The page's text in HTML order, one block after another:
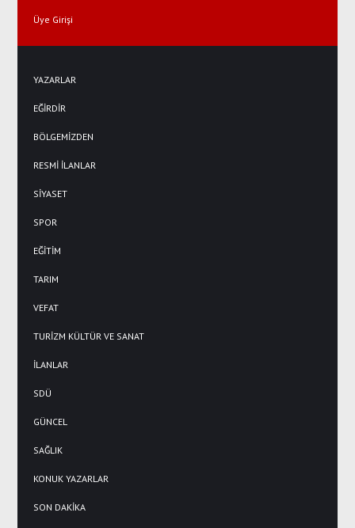
Üye Girişi
YAZARLAR
EĞİRDİR
BÖLGEMİZDEN
RESMİ İLANLAR
SİYASET
SPOR
EĞİTİM
TARIM
VEFAT
TURİZM KÜLTÜR VE SANAT
İLANLAR
SDÜ
GÜNCEL
SAĞLIK
KONUK YAZARLAR
SON DAKİKA